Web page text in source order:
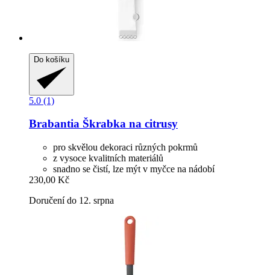
Do košíku
5.0 (1)
Brabantia Škrabka na citrusy
pro skvělou dekoraci různých pokrmů
z vysoce kvalitních materiálů
snadno se čistí, lze mýt v myčce na nádobí
230,00 Kč
Doručení do 12. srpna